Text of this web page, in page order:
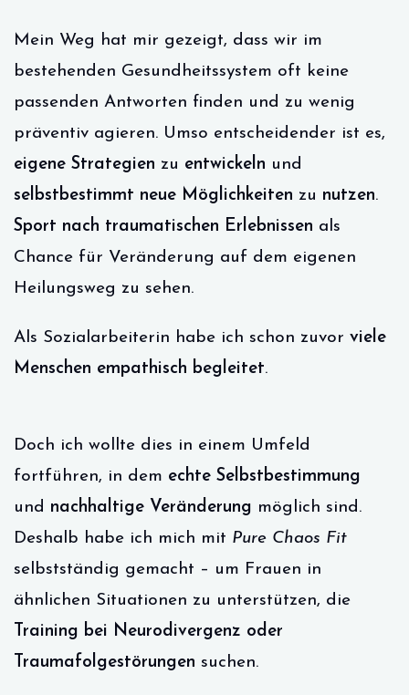
Mein Weg hat mir gezeigt, dass wir im
bestehenden Gesundheitssystem oft keine
passenden Antworten finden und zu wenig
präventiv agieren. Umso entscheidender ist es,
eigene Strategien zu entwickeln und
selbstbestimmt neue Möglichkeiten zu nutzen.
Sport nach traumatischen Erlebnissen als
Chance für Veränderung auf dem eigenen
Heilungsweg zu sehen.
Als Sozialarbeiterin habe ich schon zuvor viele
Menschen empathisch begleitet.
Doch ich wollte dies in einem Umfeld
fortführen, in dem echte Selbstbestimmung
und nachhaltige Veränderung möglich sind.
Deshalb habe ich mich mit Pure Chaos Fit
selbstständig gemacht – um Frauen in
ähnlichen Situationen zu unterstützen, die
Training bei Neurodivergenz oder
Traumafolgestörungen suchen.